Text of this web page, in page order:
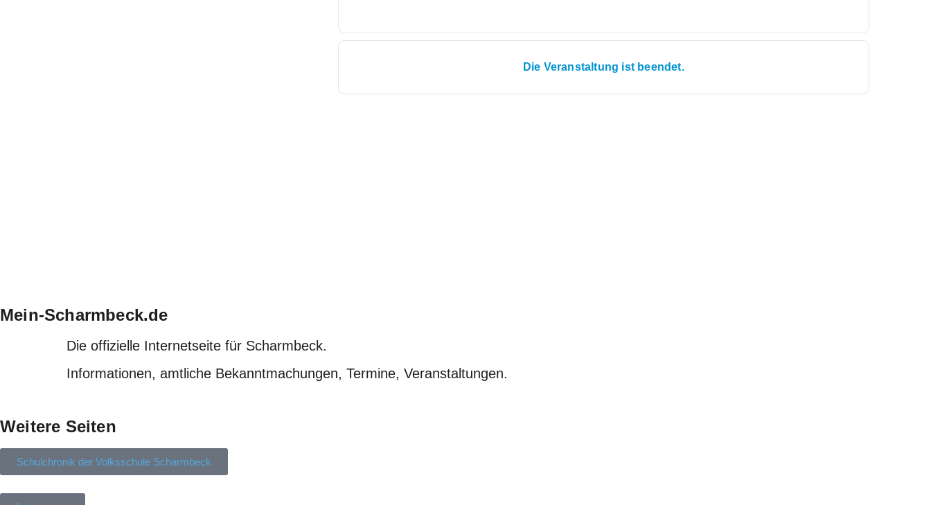
Die Veranstaltung ist beendet.
Mein-Scharmbeck.de
Die offizielle Internetseite für Scharmbeck.
Informationen, amtliche Bekanntmachungen, Termine, Veranstaltungen.
Weitere Seiten
Schulchronik der Volksschule Scharmbeck